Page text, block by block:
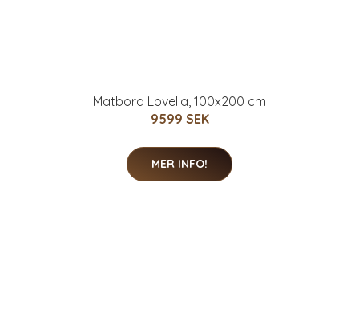
Matbord Lovelia, 100x200 cm
9599 SEK
MER INFO!